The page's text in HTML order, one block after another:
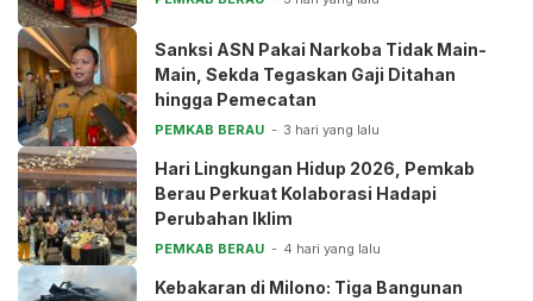
Sanksi ASN Pakai Narkoba Tidak Main-
Main, Sekda Tegaskan Gaji Ditahan
hingga Pemecatan
PEMKAB BERAU 3 hari yang lalu
Hari Lingkungan Hidup 2026, Pemkab
Berau Perkuat Kolaborasi Hadapi
Perubahan Iklim
PEMKAB BERAU 4 hari yang lalu
Kebakaran di Milono: Tiga Bangunan